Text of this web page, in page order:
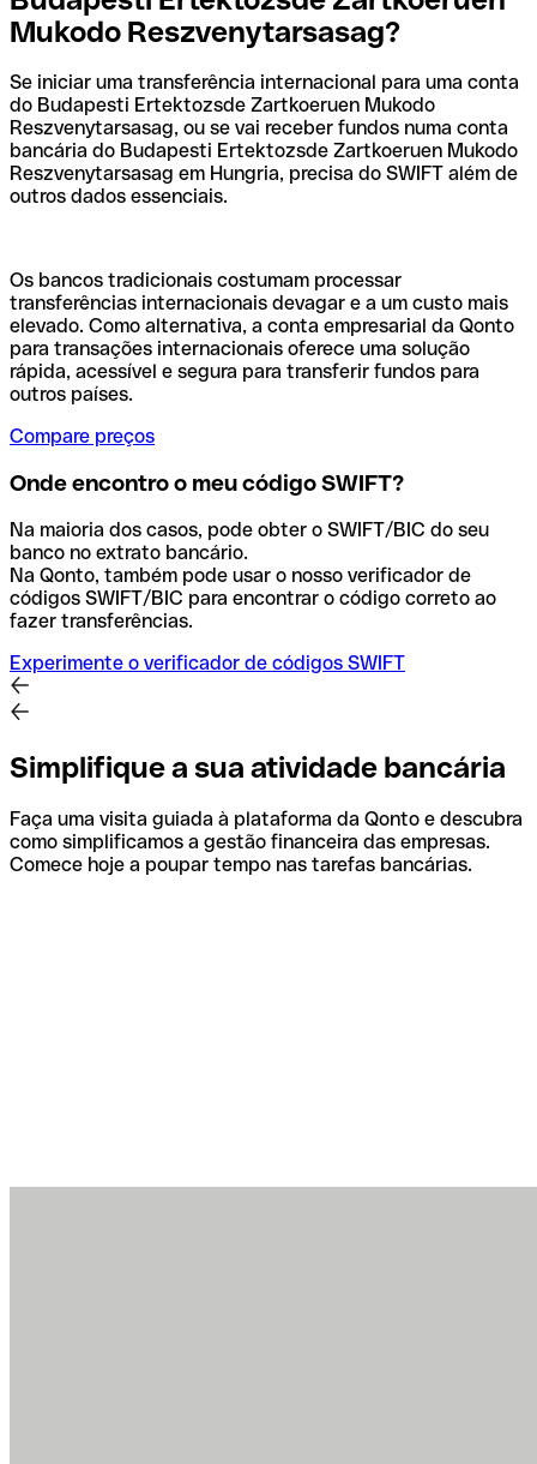
Mukodo Reszvenytarsasag?
Se iniciar uma transferência internacional para uma conta
do Budapesti Ertektozsde Zartkoeruen Mukodo
Reszvenytarsasag, ou se vai receber fundos numa conta
bancária do Budapesti Ertektozsde Zartkoeruen Mukodo
Reszvenytarsasag em Hungria, precisa do SWIFT além de
outros dados essenciais.
Os bancos tradicionais costumam processar
transferências internacionais devagar e a um custo mais
elevado. Como alternativa, a conta empresarial da Qonto
para transações internacionais oferece uma solução
rápida, acessível e segura para transferir fundos para
outros países.
Compare preços
Onde encontro o meu código SWIFT?
Na maioria dos casos, pode obter o SWIFT/BIC do seu
banco no extrato bancário.
Na Qonto, também pode usar o nosso verificador de
códigos SWIFT/BIC para encontrar o código correto ao
fazer transferências.
Experimente o verificador de códigos SWIFT
Simplifique a sua atividade bancária
Faça uma visita guiada à plataforma da Qonto e descubra
como simplificamos a gestão financeira das empresas.
Comece hoje a poupar tempo nas tarefas bancárias.